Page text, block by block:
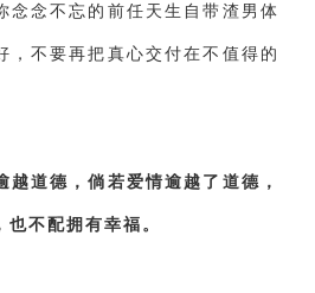
念念不忘的前任天生自带渣男体
，不要再把真心交付在不值得的
越道德，倘若爱情逾越了道德，
不配拥有幸福。